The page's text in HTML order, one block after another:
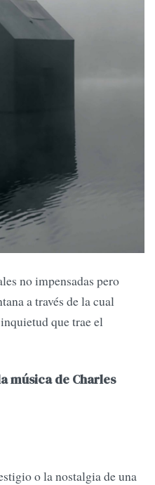
no impensadas pero
a través de la cual
que trae el
música de Charles
o la nostalgia de una